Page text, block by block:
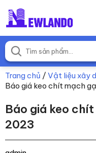
Trang chủ / Vật liệu xây
Báo giá keo chít mạch
Báo giá keo
2023